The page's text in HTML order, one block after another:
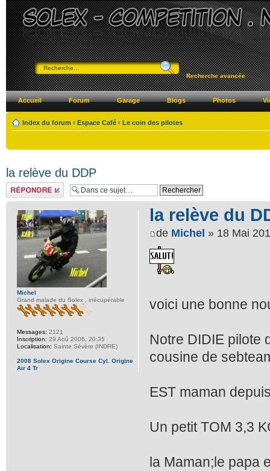
Recherche avancée
Accueil Forum Garage Blogs Photos
Index du forum ‹ Espace Café ‹ Le coin des pilotes
la relève du DDP
Répondre
la relève du
de Michel » 18 Mai
voici une bonne
Notre DIDIE pilote
cousine de
EST maman
Un petit TOM 3,3
la Maman;le papa
Michel
Grand malade du Solex , irrécupérable
Messages: 2121
Inscription: 29 Aoû 2006, 20:35
Localisation: Sainte Sévère (INDRE)
2008 Solex Origine Course Cyl. Origine
Air 4 Tr